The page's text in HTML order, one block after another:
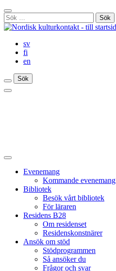
Gå
till
innehåll
Stäng
sökfält
Sök
efter:
sv
fi
en
Sök
Sök
Sök
Huvudmeny
Stäng
huvudmenyn
Evenemang
Kommande evenemang
Bibliotek
Besök vårt bibliotek
För läraren
Residens B28
Om residenset
Residenskonstnärer
Ansök om stöd
Stödprogrammen
Så ansöker du
Frågor och svar